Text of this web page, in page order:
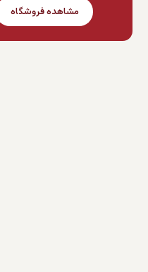
مشاهده فروشگاه